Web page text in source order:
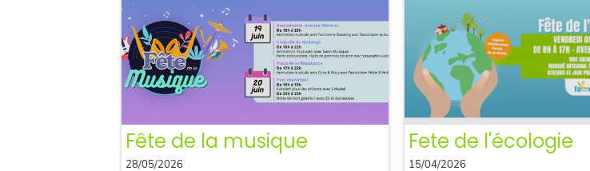
Fête de la musique
28/05/2026
Fete de l'écologie
15/04/2026